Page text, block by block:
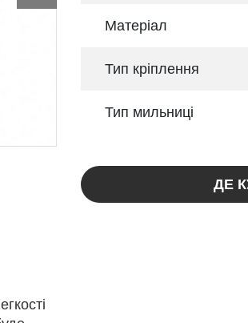
Матеріал
Тип кріплення
Тип мильниці
ДЕ